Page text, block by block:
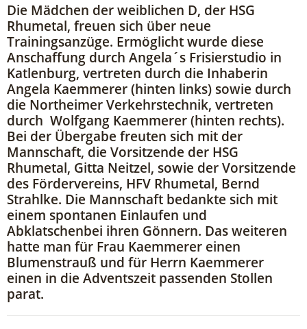
Die Mädchen der weiblichen D, der HSG
Rhumetal, freuen sich über neue
Trainingsanzüge. Ermöglicht wurde diese
Anschaffung durch Angela´s Frisierstudio in
Katlenburg, vertreten durch die Inhaberin
Angela Kaemmerer (hinten links) sowie durch
die Northeimer Verkehrstechnik, vertreten
durch Wolfgang Kaemmerer (hinten rechts).
Bei der Übergabe freuten sich mit der
Mannschaft, die Vorsitzende der HSG
Rhumetal, Gitta Neitzel, sowie der Vorsitzende
des Fördervereins, HFV Rhumetal, Bernd
Strahlke. Die Mannschaft bedankte sich mit
einem spontanen Einlaufen und
Abklatschenbei ihren Gönnern. Das weiteren
hatte man für Frau Kaemmerer einen
Blumenstrauß und für Herrn Kaemmerer
einen in die Adventszeit passenden Stollen
parat.